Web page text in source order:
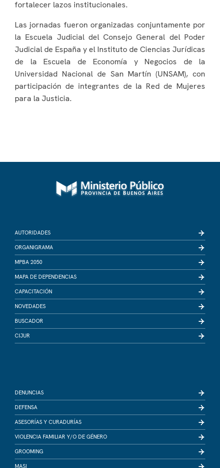
fortalecer lazos institucionales.
Las jornadas fueron organizadas conjuntamente por
la Escuela Judicial del Consejo General del Poder
Judicial de España y el Instituto de Ciencias Jurídicas
de la Escuela de Economía y Negocios de la
Universidad Nacional de San Martín (UNSAM), con
participación de integrantes de la Red de Mujeres
para la Justicia.
AUTORIDADES
ORGANIGRAMA
MPBA 2050
MAPA DE DEPENDENCIAS
CAPACITACIÓN
NOVEDADES
BUSCADOR
CIJUR
DENUNCIAS
DEFENSA
ASESORÍAS Y CURADURÍAS
VIOLENCIA FAMILIAR Y/O DE GÉNERO
GROOMING
MASI